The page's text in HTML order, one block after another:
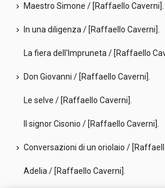
chevron_right Maestro Simone / [Raffaello Caverni].
chevron_right In una diligenza / [Raffaello Caverni].
La fiera dell'Impruneta / [Raffaello
chevron_right Don Giovanni / [Raffaello Caverni].
Le selve / [Raffaello Caverni].
Il signor Cisonio / [Raffaello Caverni].
chevron_right Conversazioni di un oriolaio /
Adelia / [Raffaello Caverni].